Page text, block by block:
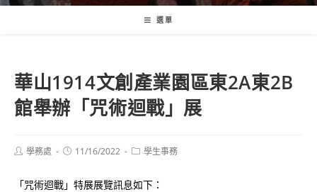
選單
華山1914文創產業園區東2A東2B
館舉辦「咒術迴戰」展
Post學務處
Post11/16/2022
Post學生事務
「咒術迴戰」特展展覽訊息如下：